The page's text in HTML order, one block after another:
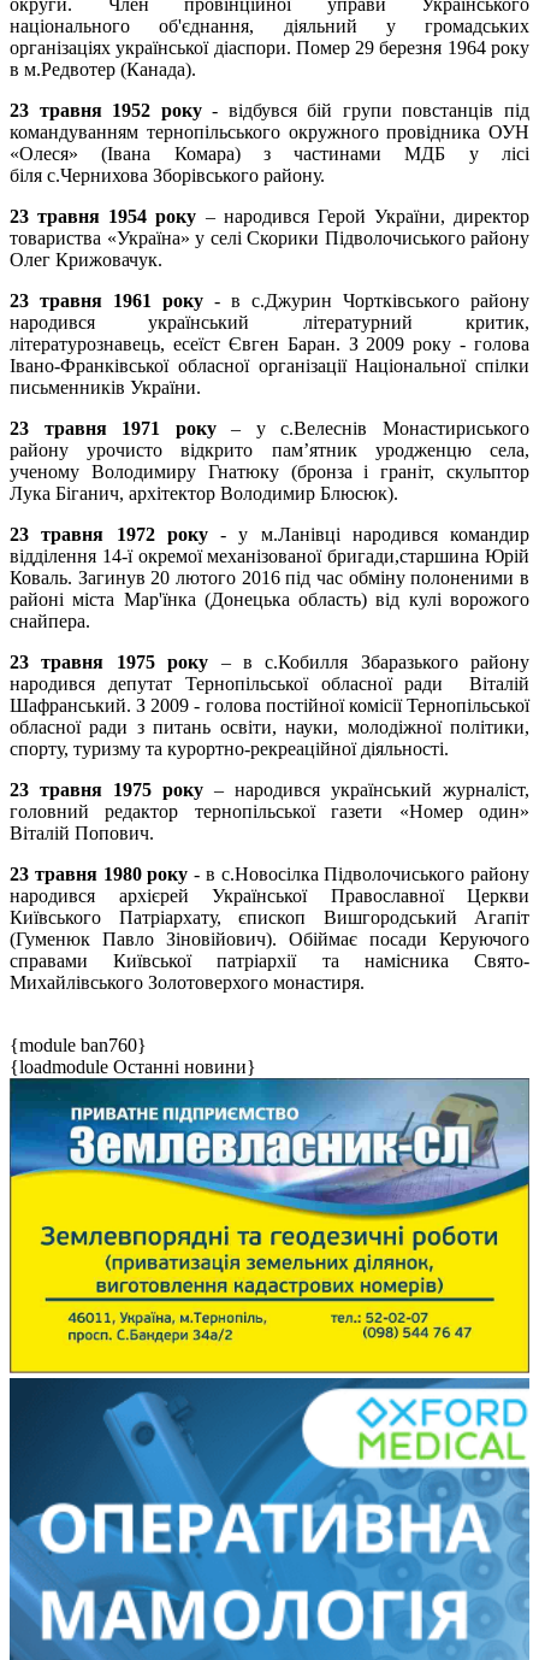
округи. Член провінційної управи Українського
національного об'єднання, діяльний у громадських
організаціях української діаспори. Помер 29 березня 1964 року
в м.Редвотер (Канада).
23 травня 1952 року- відбувся бій групи повстанців під
командуванням тернопільського окружного провідника ОУН
«Олеся» (Івана Комара) з частинами МДБ у лісі
біля с.Чернихова Зборівського району.
23 травня 1954 року – народився Герой України, директор
товариства «Україна» у селі Скорики Підволочиського району
Олег Крижовачук.
23 травня 1961 року - в с.Джурин Чортківського району
народився український літературний критик,
літературознавець, есеїст Євген Баран. З 2009 року - голова
Івано-Франківської обласної організації Національної спілки
письменників України.
23 травня 1971 року– у с.Велеснів Монастириського
району урочисто відкрито пам’ятник уродженцю села,
ученому Володимиру Гнатюку (бронза і граніт, скульптор
Лука Біганич, архітектор Володимир Блюсюк).
23 травня 1972 року- у м.Ланівці народився командир
відділення 14-ї окремої механізованої бригади,старшина Юрій
Коваль. Загинув 20 лютого 2016 під час обміну полоненими в
районі міста Мар'їнка (Донецька область) від кулі ворожого
снайпера.
23 травня 1975 року – в с.Кобилля Збаразького району
народився депутат Тернопільської обласної ради Віталій
Шафранський. З 2009 - голова постійної комісії Тернопільської
обласної ради з питань освіти, науки, молодіжної політики,
спорту, туризму та курортно-рекреаційної діяльності.
23 травня 1975 року – народився український журналіст,
головний редактор тернопільської газети «Номер один»
Віталій Попович.
23 травня 1980 року - в с.Новосілка Підволочиського району
народився архієрей Української Православної Церкви
Київського Патріархату, єпископ Вишгородський Агапіт
(Гуменюк Павло Зіновійович). Обіймає посади Керуючого
справами Київської патріархії та намісника Свято-
Михайлівського Золотоверхого монастиря.
{module ban760}
{loadmodule Останні новини}